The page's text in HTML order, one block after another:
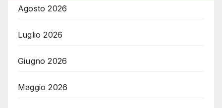
Agosto 2026
Luglio 2026
Giugno 2026
Maggio 2026